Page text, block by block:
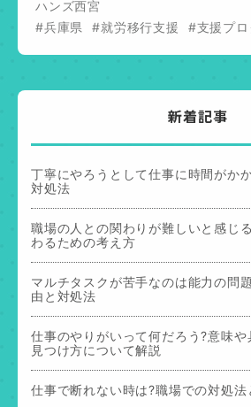
ハンズ西宮
#兵庫県
#就労移行支援 #支援プロ
新着記事
丁寧にやろうとして仕事に時間がか
対処法
職場の人との関わりが難しいと感じ
わるための考え方
マルチタスクが苦手なのは能力の問
由と対処法
仕事のやりがいって何だろう?意味
見つけ方について解説
仕事で断れない時は?職場での対処法